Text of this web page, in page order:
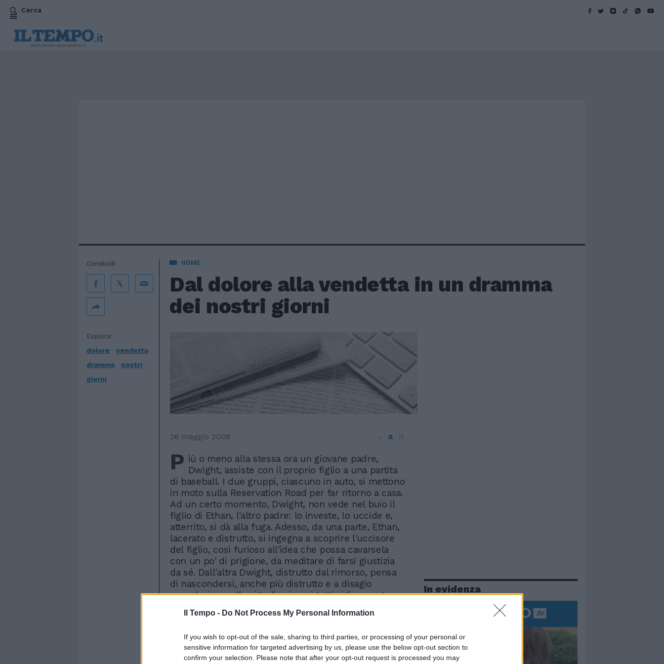
Il Tempo - Do Not Process My Personal Information
If you wish to opt-out of the sale, sharing to third parties, or processing of your personal or
sensitive information for targeted advertising by us, please use the below opt-out section to
confirm your selection. Please note that after your opt-out request is processed you may
Cerca
HOME
Dal dolore alla vendetta in un dramma
dei nostri giorni
Esplora:
dolore
vendetta
dramma
nostri
giorni
Condividi:
26 maggio 2008 a
P iù o meno alla stessa ora un giovane padre,
Dwight, assiste con il proprio figlio a una partita
di baseball. I due gruppi, ciascuno in auto, si mettono
in moto sulla Reservation Road per far ritorno a casa.
Ad un certo momento, Dwight, non vede nel buio il
figlio di Ethan, l'altro padre: lo investe, lo uccide e,
atterrito, si dà alla fuga. Adesso, da una parte, Ethan,
lacerato e distrutto, si ingegna a scoprire l'uccisore
del figlio, così furioso all'idea che possa cavarsela
con un po' di prigione, da meditare di farsi giustizia
da sé. Dall'altra Dwight, distrutto dal rimorso, pensa
di nascondersi, anche più distrutto e a disagio
quando, in quella cittadina in cui tutti si frequentano,
aiutarlo nelle sue indagini. Un nero gorgo rischia ora
successo che poi il suo stesso autore, John Burnham
Schwartz, ha sceneggiato insieme con il regista, che
In evidenza